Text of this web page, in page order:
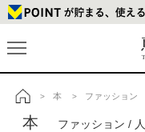
トップ
> 本 > ファッション
本 ファッション /